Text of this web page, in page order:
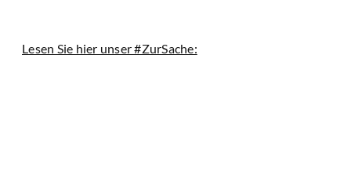
Lesen Sie hier unser #ZurSache: